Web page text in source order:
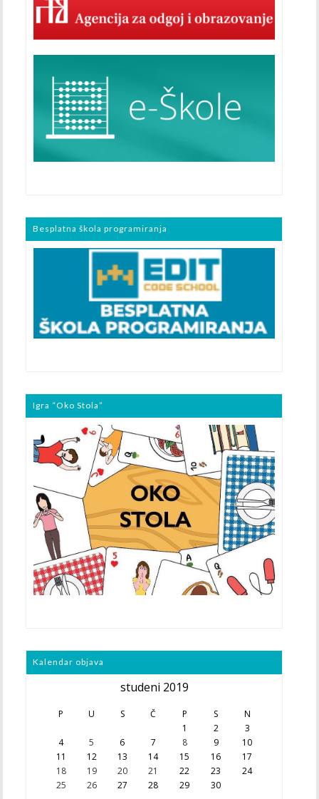
Besplatna škola programiranja
Igra “Oko Stola”
Kalendar objava
studeni 2019
P U S Č P S N
1 2
3
4
5 6 7 8 9
10
11
12 13 14 15 16
17
18
19 20 21 22 23
24
25
26 27 28 29 30